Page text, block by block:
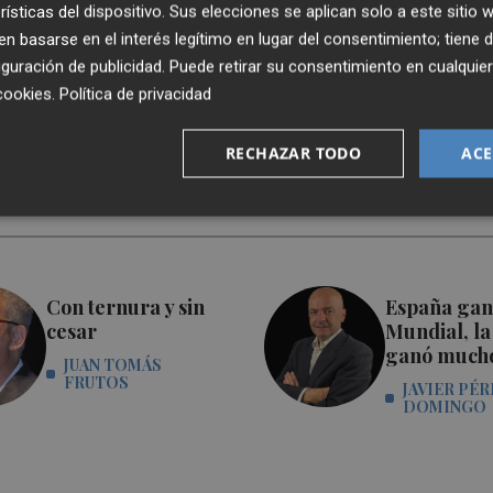
Con ternura y sin
cesar
JUAN TOMÁS
FRUTOS
España
Mundial,
ganó
JAVIER
DOMINGO
del dispositivo. Sus elecciones se aplican solo a este sitio
basarse en el interés legítimo en lugar del consentimiento; tiene
de publicidad. Puede retirar su consentimiento en
. Política de privacidad
RECHAZAR TODO